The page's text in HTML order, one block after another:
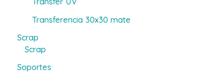
Transferencia 30x30 mate
Scrap
Scrap
Soportes